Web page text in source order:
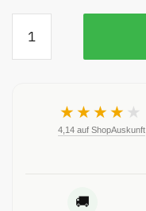
★★★★ ★
4,14 auf ShopAuskunft
🚚